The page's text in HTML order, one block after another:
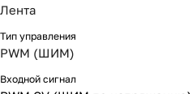
Лента
Тип управления
PWM (ШИМ)
Входной сигнал